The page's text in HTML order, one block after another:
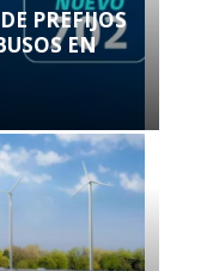
PREFIJOS
EN